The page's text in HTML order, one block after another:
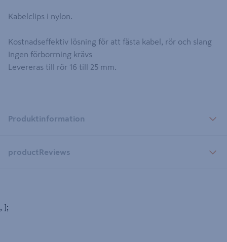
Kabelclips i nylon.
Kostnadseffektiv lösning för att fästa kabel, rör och slang
Ingen förborrning krävs
Levereras till rör 16 till 25 mm.
Produktinformation
productReviews
, ];